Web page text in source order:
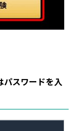
パスワードを入